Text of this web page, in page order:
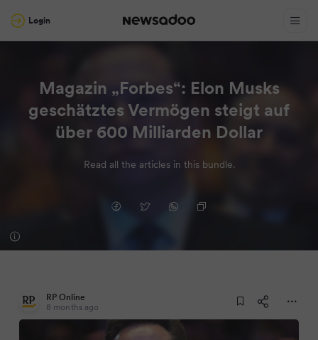
Login
Magazin „Forbes“: Elon Musks
geschätztes Vermögen steigt auf
über 600 Milliarden Dollar
Read all the articles in this bundle.
RP Online
8 months ago